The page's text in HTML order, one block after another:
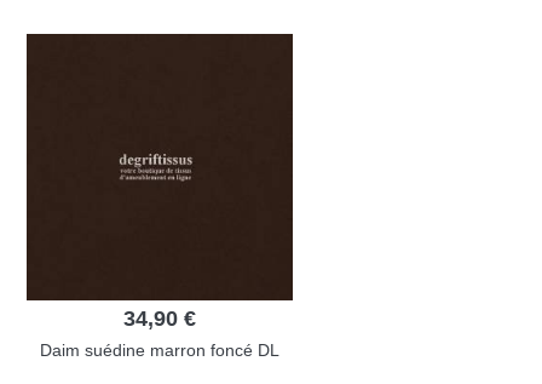
34,90 €
Daim suédine marron foncé DL